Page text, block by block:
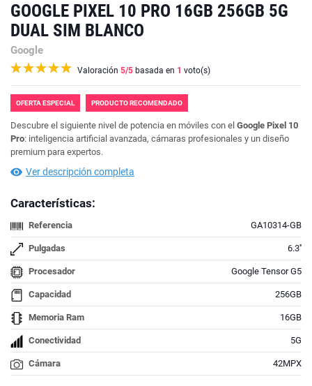
GOOGLE PIXEL 10 PRO 16GB 256GB 5G
DUAL SIM BLANCO
Google
Valoración 5/5 basada en 1 voto(s)
OFERTA ESPECIAL PRODUCTO RECOMENDADO
Descubre el siguiente nivel de potencia en móviles con el Google Pixel 10
Pro: inteligencia artificial avanzada, cámaras profesionales y un diseño
premium para expertos.
Ver descripción completa
Características:
Referencia GA10314-GB
Pulgadas 6.3''
Procesador Google Tensor G5
Capacidad 256GB
Memoria Ram 16GB
Conectividad 5G
Cámara 42MPX